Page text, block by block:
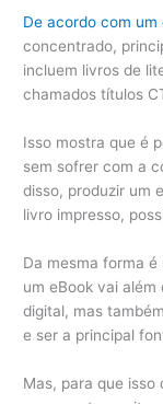
De acordo com um
concentrado,
incluem livros de
chamados títulos
Isso mostra que é
sem sofrer com a
disso, produzir um
livro impresso,
Da mesma forma
um eBook vai
digital, mas
e ser a principal
Mas, para que